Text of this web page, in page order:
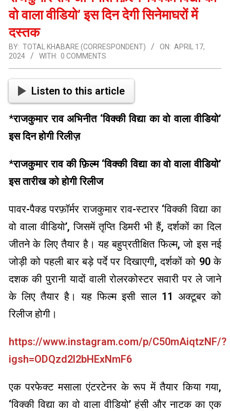
वो वाला वीडियो’ इस दिन देगी सिनेमाघरों में
दस्तक
BY: TOTAL KHABARE (CORRESPONDENT) ON: APRIL 17,
2024
WITH: 0 COMMENTS
Listen to this article
*राजकुमार राव अभिनीत ‘विक्की विद्या का वो वाला वीडियो’
इस दिन होगी रिलीज़
*राजकुमार राव की फ़िल्म ‘विक्की विद्या का वो वाला वीडियो’
इस तारीख को होगी रिलीज
पावर-पैक्ड परफ़ॉर्मर राजकुमार राव-स्टारर ‘विक्की विद्या का
वो वाला वीडियो’, जिसमें तृप्ति डिमरी भी हैं, दर्शकों का दिल
जीतने के लिए तैयार है। यह बहुप्रतीक्षित फिल्म, जो इस नई
जोड़ी को पहली बार बड़े पर्दे पर दिखाएगी, दर्शकों को 90 के
दशक की पुरानी यादों वाली रोलरकोस्टर सवारी पर ले जाने
के लिए तैयार है। यह फिल्म इसी साल 11 अक्टूबर को
रिलीज होगी।
https://www.instagram.com/p/C50mAiqtzNF/?
igsh=ODQzd2l2bHExNmF6
एक परफेक्ट मसाला एंटरटेनर के रूप में तैयार किया गया,
‘विक्की विद्या का वो वाला वीडियो’ हंसी और नाटक का एक